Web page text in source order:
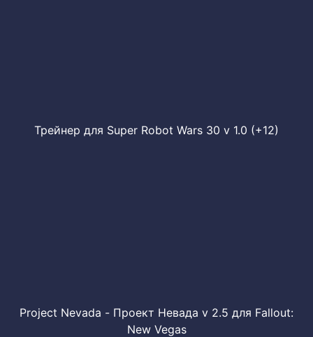
Трейнер для Super Robot Wars 30 v 1.0 (+12)
Project Nevada - Проект Невада v 2.5 для Fallout:
New Vegas